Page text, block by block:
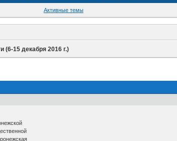
Активные темы
(6-15 декабря 2016 г.)
общественной